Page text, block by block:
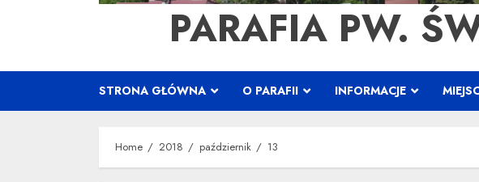
PARAFIA PW.
STRONA GŁÓWNA O PARAFII INFORMACJE
Home 2018 październik 13